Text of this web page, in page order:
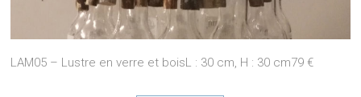
LAM05 – Lustre en verre et boisL : 30 cm, H : 30 cm79 €